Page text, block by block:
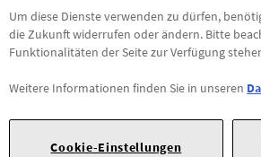
Um diese Dienste verwenden zu dürfen,
die Zukunft widerrufen oder ändern. Bitte
Funktionalitäten der Seite zur Verfügung
Weitere Informationen finden Sie in unseren
Cookie-Einstellungen